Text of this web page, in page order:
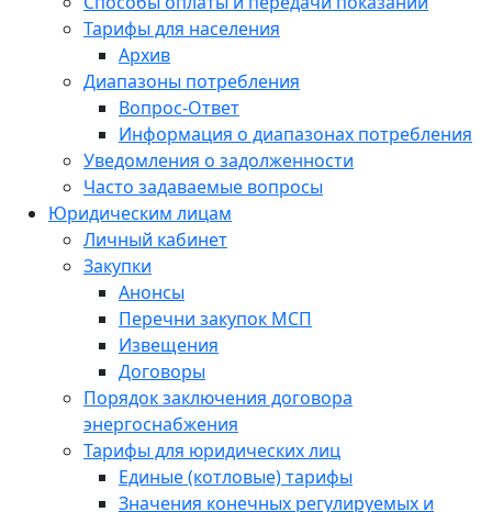
Тарифы для населения
Архив
Диапазоны потребления
Вопрос-Ответ
Информация о диапазонах потребления
Уведомления о задолженности
Часто задаваемые вопросы
Юридическим лицам
Личный кабинет
Закупки
Анонсы
Перечни закупок МСП
Извещения
Договоры
Порядок заключения договора
энергоснабжения
Тарифы для юридических лиц
Единые (котловые) тарифы
Значения конечных регулируемых и